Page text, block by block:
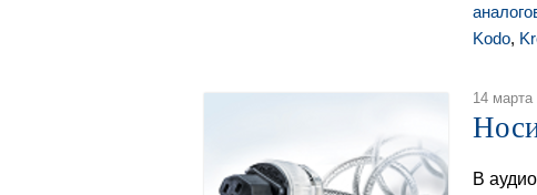
Kodo,
14 марта
В